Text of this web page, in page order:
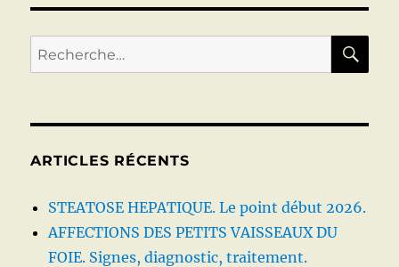
Recherche
pour :
ARTICLES RÉCENTS
STEATOSE HEPATIQUE. Le point début 2026.
AFFECTIONS DES PETITS VAISSEAUX DU
FOIE. Signes, diagnostic, traitement.